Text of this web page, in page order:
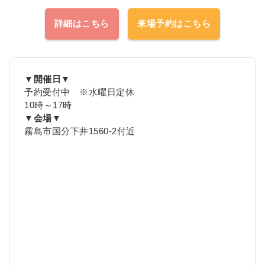
詳細はこちら 来場予約はこちら
▼開催日▼
予約受付中 ※水曜日定休
10時～17時
▼会場▼
霧島市国分下井1560-2付近